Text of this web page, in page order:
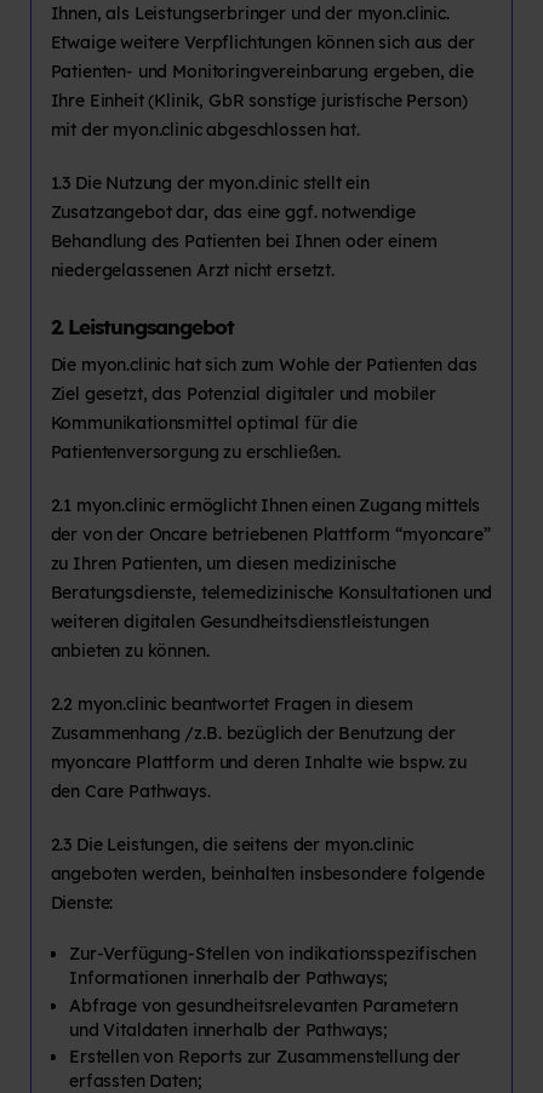
Ihnen, als Leistungserbringer und der myon.clinic.
Etwaige weitere Verpflichtungen können sich aus der
Patienten- und Monitoringvereinbarung ergeben, die
Ihre Einheit (Klinik, GbR sonstige juristische Person)
mit der myon.clinic abgeschlossen hat.
1.3 Die Nutzung der myon.clinic stellt ein
Zusatzangebot dar, das eine ggf. notwendige
Behandlung des Patienten bei Ihnen oder einem
niedergelassenen Arzt nicht ersetzt.
2. Leistungsangebot
Die myon.clinic hat sich zum Wohle der Patienten das
Ziel gesetzt, das Potenzial digitaler und mobiler
Kommunikationsmittel optimal für die
Patientenversorgung zu erschließen.
2.1 myon.clinic ermöglicht Ihnen einen Zugang mittels
der von der Oncare betriebenen Plattform “myoncare”
zu Ihren Patienten, um diesen medizinische
Beratungsdienste, telemedizinische Konsultationen und
weiteren digitalen Gesundheitsdienstleistungen
anbieten zu können.
2.2 myon.clinic beantwortet Fragen in diesem
Zusammenhang /z.B. bezüglich der Benutzung der
myoncare Plattform und deren Inhalte wie bspw. zu
den Care Pathways.
2.3 Die Leistungen, die seitens der myon.clinic
angeboten werden, beinhalten insbesondere folgende
Dienste:
Zur-Verfügung-Stellen von indikationsspezifischen
Informationen innerhalb der Pathways;
Abfrage von gesundheitsrelevanten Parametern
und Vitaldaten innerhalb der Pathways;
Erstellen von Reports zur Zusammenstellung der
erfassten Daten;